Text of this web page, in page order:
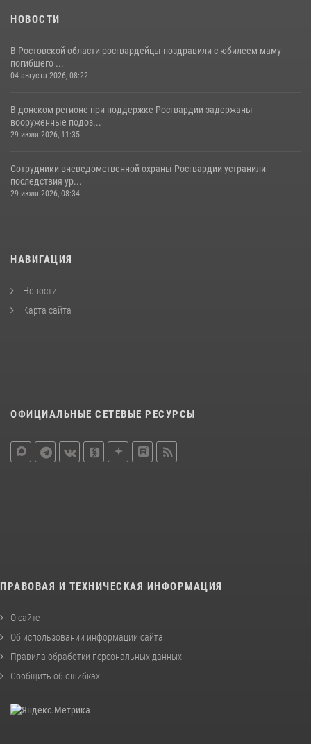
НОВОСТИ
В Ростовской области росгвардейцы поздравили с юбилеем маму
погибшего ...
04 августа 2026, 08:22
В донском регионе при поддержке Росгвардии задержаны
вооруженные подоз...
29 июля 2026, 11:35
Сотрудники вневедомственной охраны Росгвардии устранили
последствия ур...
29 июля 2026, 08:34
НАВИГАЦИЯ
Новости
Карта сайта
ОФИЦИАЛЬНЫЕ СЕТЕВЫЕ РЕСУРСЫ
ПРАВОВАЯ И ТЕХНИЧЕСКАЯ ИНФОРМАЦИЯ
О сайте
Об использовании информации сайта
Правила обработки персональных данных
Сообщить об ошибках